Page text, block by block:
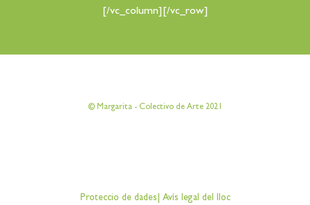
[/vc_column][/vc_row]
© Margarita - Colectivo de Arte 2021
Proteccio de dades Avís legal del lloc